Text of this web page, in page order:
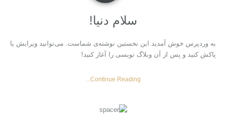
سلام دنیا!
به وردپرس خوش آمدید.‌این نخستین نوشته‌‌ی شماست. می‌توانید ویرایش یا
پاکش کنید و پس از آن وبلاگ نویسی را آغاز کنید!
Continue Reading...